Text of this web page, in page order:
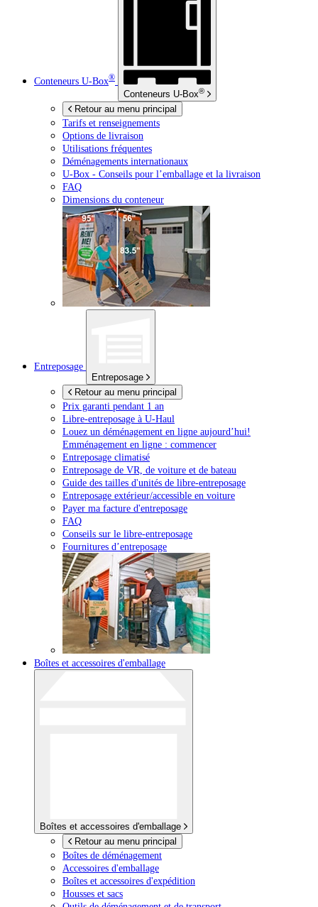
Conteneurs U-Box®
Conteneurs U-Box®
Retour au menu principal
Tarifs et renseignements
Options de livraison
Utilisations fréquentes
Déménagements internationaux
U-Box - Conseils pour l’emballage et la livraison
FAQ
Dimensions du conteneur
Entreposage
Entreposage
Retour au menu principal
Prix garanti pendant 1 an
Libre-entreposage à U-Haul
Louez un déménagement en ligne aujourd’hui!
Emménagement en ligne : commencer
Entreposage climatisé
Entreposage de VR, de voiture et de bateau
Guide des tailles d'unités de libre-entreposage
Entreposage extérieur/accessible en voiture
Payer ma facture d'entreposage
FAQ
Conseils sur le libre-entreposage
Fournitures d’entreposage
Boîtes et accessoires d'emballage
Boîtes et accessoires d'emballage
Retour au menu principal
Boîtes de déménagement
Accessoires d'emballage
Boîtes et accessoires d'expédition
Housses et sacs